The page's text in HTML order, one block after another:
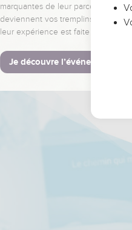
marquantes de leur parcours et
deviennent vos tremplins. Que
leur expérience est faite pour vous.
Je découvre l’événement